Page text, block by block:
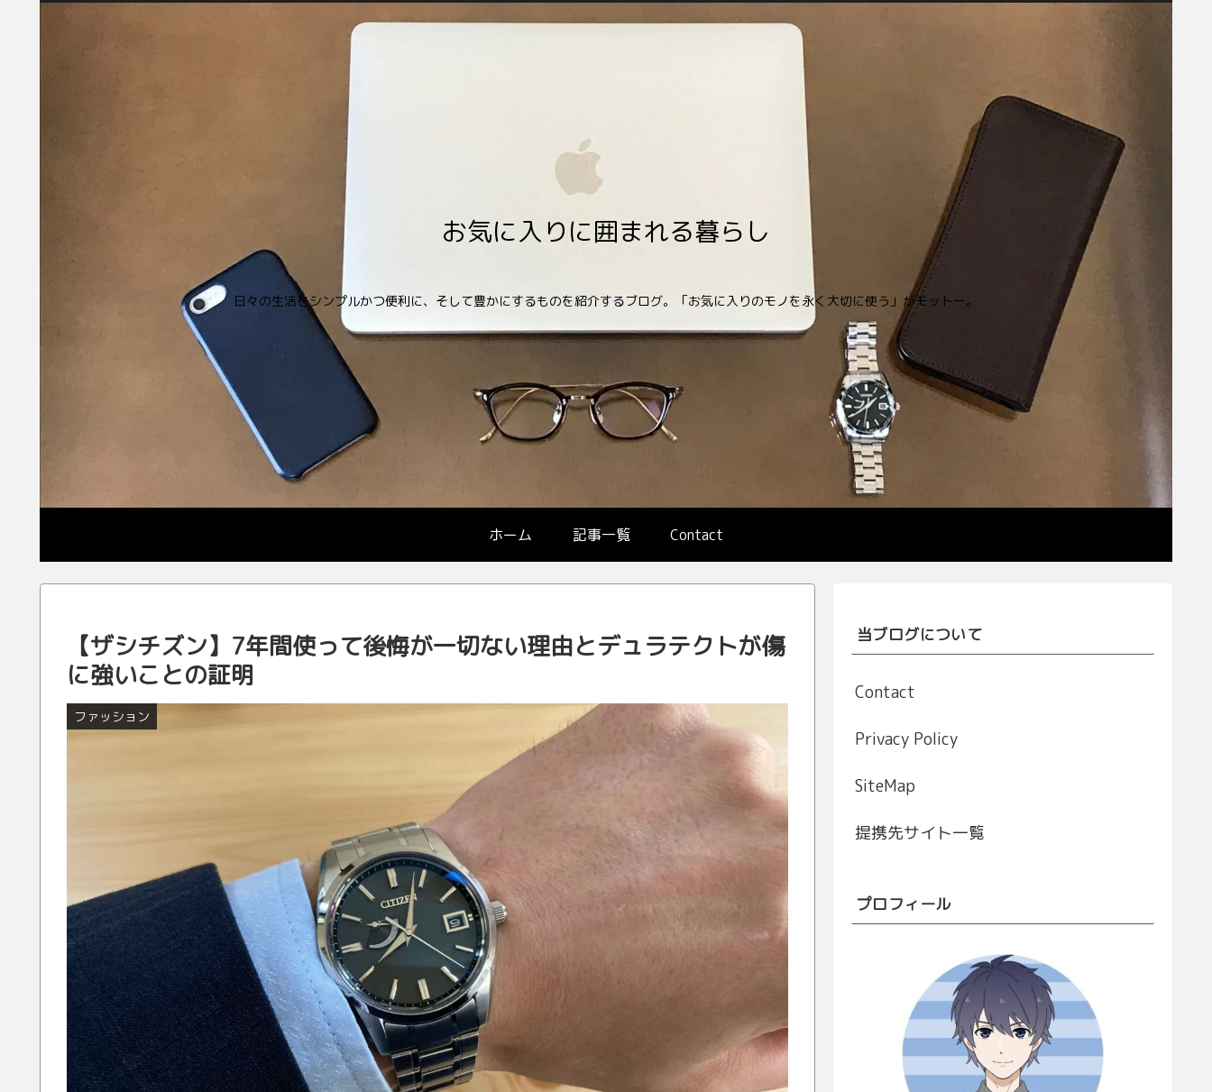
お気に入りに囲まれる暮らし
日々の生活をシンプルかつ便利に、そして豊かにするものを紹介するブログ。「お気に入りのモノを永く大切に使う」がモットー。
ホーム 記事一覧 Contact
【ザシチズン】7年間使って後悔が一切ない理由とデュラテクトが傷
に強いことの証明
ファッション
当ブログについて
Contact
Privacy Policy
SiteMap
提携先サイト一覧
プロフィール